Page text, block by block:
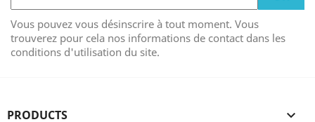
Vous pouvez vous désinscrire à tout moment. Vous
trouverez pour cela nos informations de contact dans les
conditions d'utilisation du site.
PRODUCTS 